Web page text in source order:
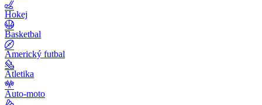
Hokej
Basketbal
Americký futbal
Atletika
Auto-moto